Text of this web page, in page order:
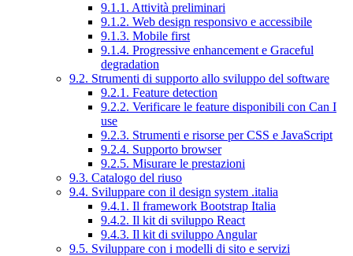
9.1.1. Attività preliminari
9.1.2. Web design responsivo e accessibile
9.1.3. Mobile first
9.1.4. Progressive enhancement e Graceful
degradation
9.2. Strumenti di supporto allo sviluppo del software
9.2.1. Feature detection
9.2.2. Verificare le feature disponibili con Can I
use
9.2.3. Strumenti e risorse per CSS e JavaScript
9.2.4. Supporto browser
9.2.5. Misurare le prestazioni
9.3. Catalogo del riuso
9.4. Sviluppare con il design system .italia
9.4.1. Il framework Bootstrap Italia
9.4.2. Il kit di sviluppo React
9.4.3. Il kit di sviluppo Angular
9.5. Sviluppare con i modelli di sito e servizi